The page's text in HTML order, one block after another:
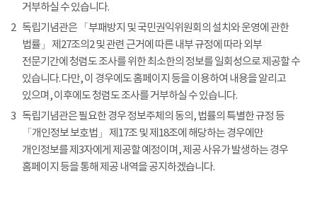
거부하실 수 있습니다.
2 독립기념관은 「부패방지 및 국민권익위원회의 설치와 운영에 관한
법률」 제27조의2 및 관련 근거에 따른 내부 규정에 따라 외부
전문기간에 청렴도 조사를 위한 최소한의 정보를 일회성으로 제공할 수
있습니다. 다만, 이 경우에도 홈페이지 등을 이용하여 내용을 알리고
있으며, 이후에도 청렴도 조사를 거부하실 수 있습니다.
3 독립기념관은 필요한 경우 정보주체의 동의, 법률의 특별한 규정 등
「개인정보 보호법」 제17조 및 제18조에 해당하는 경우에만
개인정보를 제3자에게 제공할 예정이며, 제공 사유가 발생하는 경우
홈페이지 등을 통해 제공 내역을 공지하겠습니다.